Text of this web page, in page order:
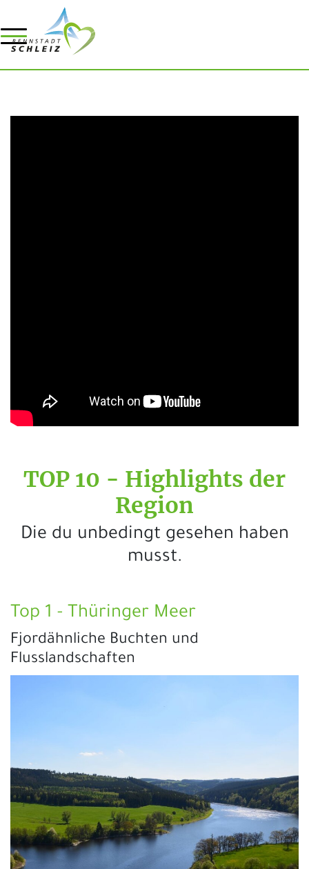
TOP 10 - Highlights der
Region
Die du unbedingt gesehen haben
musst.
Top 1 - Thüringer Meer
Fjordähnliche Buchten und
Flusslandschaften